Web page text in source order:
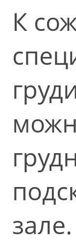
К
зале.